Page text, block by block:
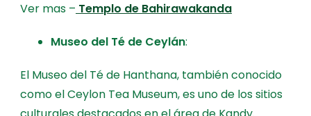
Ver mas – Templo de Bahirawakanda
Museo del Té de Ceylán:
El Museo del Té de Hanthana, también conocido
como el Ceylon Tea Museum, es uno de los sitios